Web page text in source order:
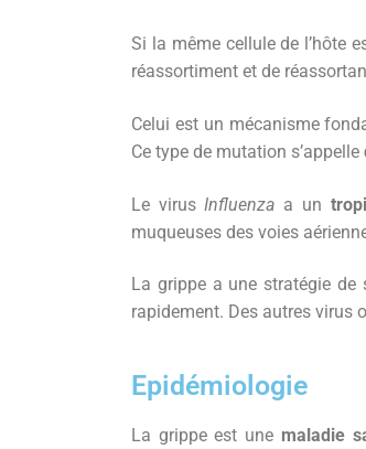
Si la même cellule de l’hôte
réassortiment et de
Celui est un mécanisme
Ce type de mutation s’appelle
Le virusInfluenza a un
muqueuses des voies
La grippe a une stratégie
rapidement. Des autres virus
Epidémiologie
La grippe est une maladie